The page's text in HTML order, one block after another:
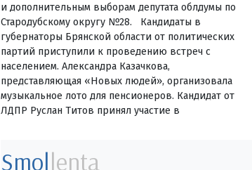
и дополнительным выборам депутата облдумы по
Стародубскому округу №28. Кандидаты в
губернаторы Брянской области от политических
партий приступили к проведению встреч с
населением. Александра Казачкова,
представляющая «Новых людей», организовала
музыкальное лото для пенсионеров. Кандидат от
ЛДПР Руслан Титов принял участие в
Smollenta